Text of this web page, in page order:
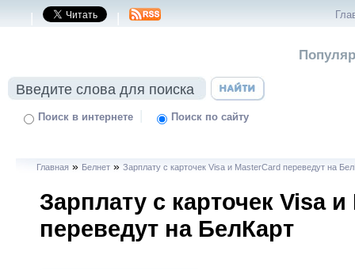
| |
Поиск в интернете | Поиск по сайту
Главная » Белнет »Зарплату с карточек Visa и MasterCard переведут на
Зарплату с карточек Visa
переведут на БелКарт